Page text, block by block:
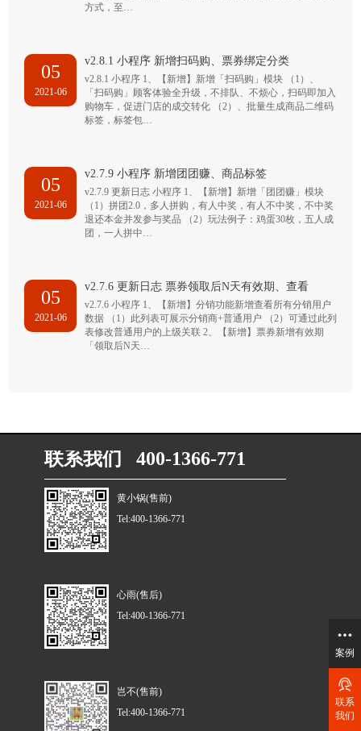
方式，至…
05
2021-06
v2.8.1 小程序 新增扫码购、票券绑定分类
v2.8.1 小程序 1、【新增】新增「扫码购」模块 （1）、
「扫码购」顾客体验全升级，不排队、不烦心，扫码即加入
购物车，促进门店的成交转化 （2）、批量生成商品二维码
标签，标签包…
05
2021-06
v2.7.9 小程序 新增团团赚、商品标签
v2.7.9 更新日志 小程序 1、【新增】新增「团团赚」模块
（1）拼团2.0，多人拼购，有人中奖，有人不中奖，不中奖
退还本金并发参与奖品 （2）玩法例子：鸡蛋30枚，五人成
团，一人拼中…
05
2021-06
v2.7.6 更新日志 票券领取后N天有效期、查看
v2.7.6 小程序 1、【新增】分销功能新增查看所有分销用户
数据 （1）此列表可展示分销商+普通用户 （2）可通过此列
表修改普通用户的上级关联 2、【新增】票券新增有效期
「领取后N天…
联系我们 400-1366-771
黄小锅(售前)
Tel:400-1366-771
心雨(售后)
Tel:400-1366-771
岂不(售前)
Tel:400-1366-771
案例
联系
我们